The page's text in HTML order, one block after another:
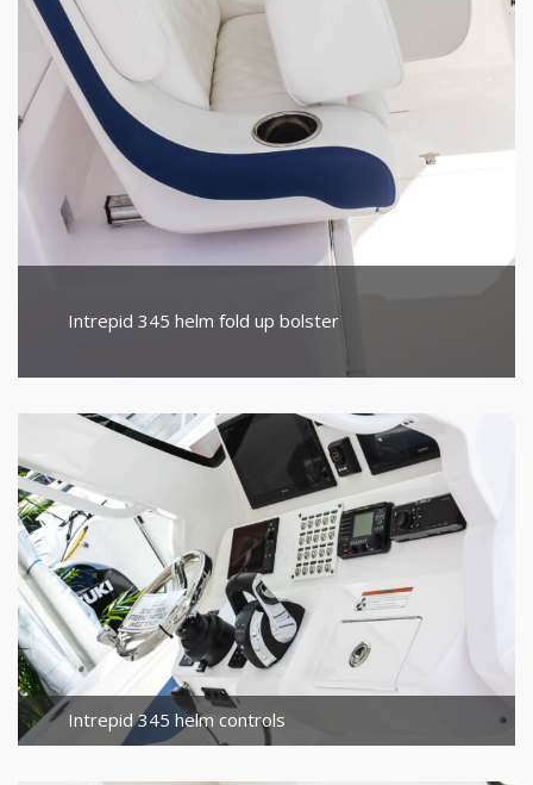
Intrepid 345 helm fold up bolster
Intrepid 345 helm controls